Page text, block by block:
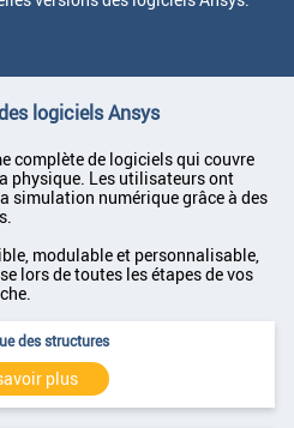
logiciels Ansys
complète de logiciels qui couvre
physique. Les utilisateurs ont
simulation numérique grâce à des
modulable et personnalisable,
lors de toutes les étapes de vos
des structures
plus